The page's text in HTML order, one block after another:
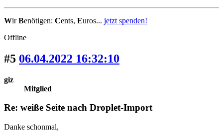
WirBenötigen: Cents, Euros... jetzt spenden!
Offline
#5 06.04.2022 16:32:10
giz
Mitglied
Re: weiße Seite nach Droplet-Import
Danke schonmal,